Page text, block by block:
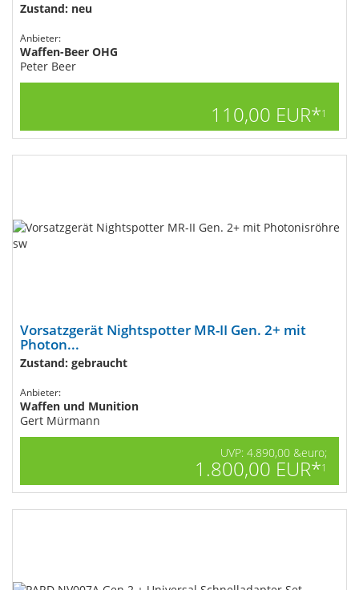
Zustand: neu
Anbieter:
Waffen-Beer OHG
Peter Beer
110,00 EUR*1
Vorsatzgerät Nightspotter MR-II Gen. 2+ mit
Photon...
Zustand: gebraucht
Anbieter:
Waffen und Munition
Gert Mürmann
UVP: 4.890,00 &euro;
1.800,00 EUR*1